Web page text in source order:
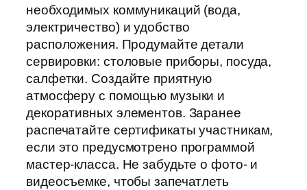
необходимых коммуникаций (вода,
электричество) и удобство
расположения. Продумайте детали
сервировки: столовые приборы, посуда,
салфетки. Создайте приятную
атмосферу с помощью музыки и
декоративных элементов. Заранее
распечатайте сертификаты участникам,
если это предусмотрено программой
мастер-класса. Не забудьте о фото- и
видеосъемке, чтобы запечатлеть